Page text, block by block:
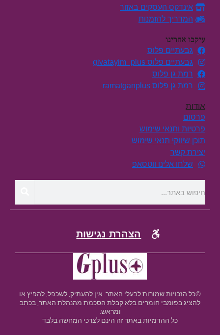
אינדקס העסקים באזור
המדריך להזמנות
עיקבו אחרינו
גבעתיים פלוס
גבעתיים פלוס givatayim_plus
רמת גן פלוס
רמת גן פלוס ramatganplus
אודות
פרסום
פרטיות ותנאי שימוש
תוכן שיווקי תנאי שימוש
יצירת קשר
שלחו אלינו ווטסאפ
הצהרת נגישות
©כל הזכויות שמורות לבעלי האתר. אין להעתיק, לשכפל, להפיץ או
להציג בפומבי חומרים בלא קבלת הסכמת מהנהלת האתר, בכתב
ומראש.
כל ההדמיות באתר זה הינם לצרכי המחשה בלבד